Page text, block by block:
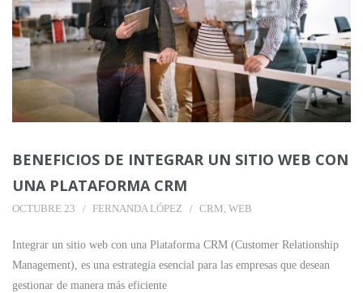
BENEFICIOS DE INTEGRAR UN SITIO WEB CON
UNA PLATAFORMA CRM
OCTUBRE 23 FERNANDA LÓPEZ CRM, WEB
Integrar un sitio web con una Plataforma CRM (Customer Relationship
Management), es una estrategia esencial para las empresas que desean
gestionar de manera más eficiente